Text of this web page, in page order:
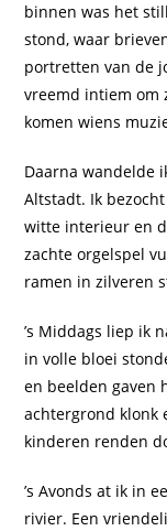
binnen was het
stond, waar
portretten van de
vreemd intiem om
komen wiens
Daarna wandelde
Altstadt. Ik
witte interieur en
zachte orgelspel
ramen in zilveren
’s Middags liep ik
in volle bloei
en beelden gaven
achtergrond klonk
kinderen renden
’s Avonds at ik in
rivier. Een